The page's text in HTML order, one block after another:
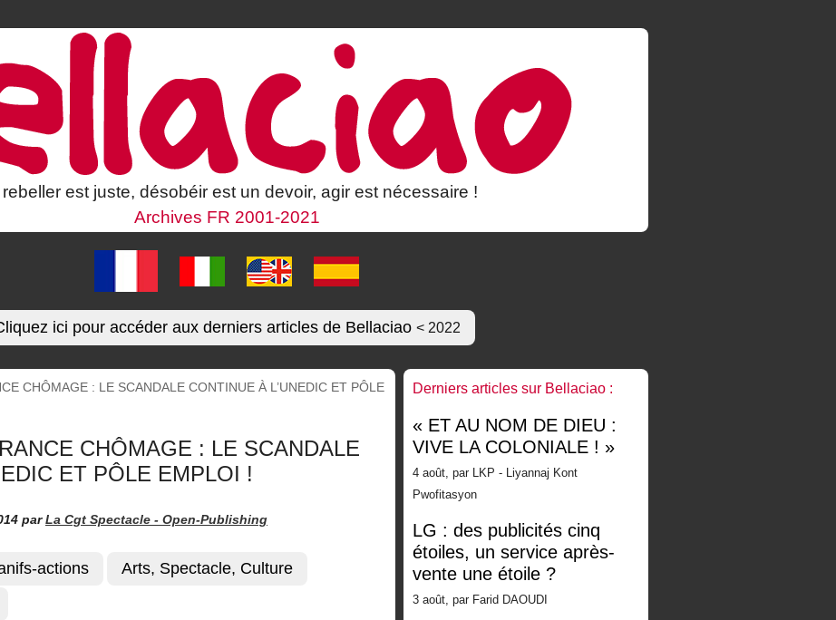
est juste, désobéir est un devoir, agir est nécessaire !
Archives FR 2001-2021
ici pour accéder aux derniers articles de Bellaciao < 2022
CHÔMAGE : LE SCANDALE CONTINUE À L’UNEDIC ET PÔLE
CHÔMAGE : LE SCANDALE
ET PÔLE EMPLOI !
parLa Cgt Spectacle - Open-Publishing
actions
Arts, Spectacle, Culture
Derniers articles sur Bellaciao :
« ET AU NOM DE DIEU :
VIVE LA COLONIALE ! »
4 août, par LKP - Liyannaj Kont
Pwofitasyon
LG : des publicités cinq
étoiles, un service après-
vente une étoile ?
3 août, par Farid DAOUDI